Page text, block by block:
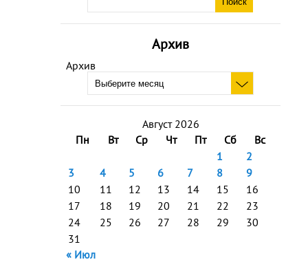
Архив
Архив
Август 2026
Пн
Вт Ср Чт Пт Сб
Вс
1
2
3
4 5 6 7 8
9
10
11 12 13 14 15
16
17
18 19 20 21 22
23
24
25 26 27 28 29
30
31
« Июл